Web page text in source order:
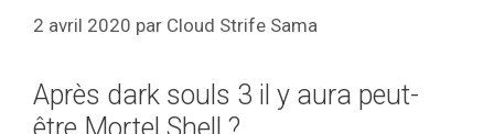
2 avril 2020 par Cloud Strife Sama
Après dark souls 3 il y aura peut-